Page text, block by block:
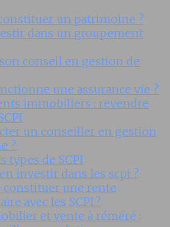
un patrimoine ?
dans un groupement
conseil en gestion de
une assurance vie ?
immobiliers : revendre
un conseiller en gestion
?
types de SCPI
investir dans les scpi ?
constituer une rente
avec les SCPI ?
et vente à réméré :